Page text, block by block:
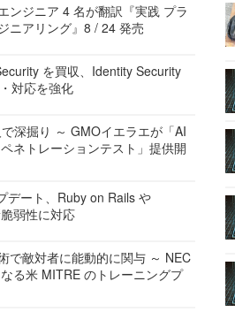
ンジニア 4 名が翻訳『実践 プラ
ニアリング』8 / 24 発売
を買収、Identity Security
対応を強化
深掘り ～ GMOイエラエが「AI
ネトレーションテスト」提供開
デート、Ruby on Rails や
弱性に対応
で敵対者に能動的に関与 ～ NEC
る米 MITRE のトレーニングプ